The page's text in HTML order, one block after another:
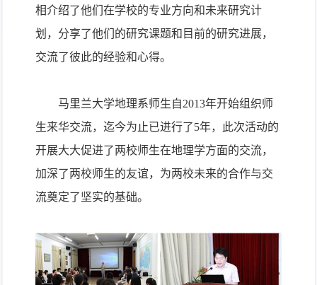
相介绍了他们在学校的专业方向和未来研究计
划，分享了他们的研究课题和目前的研究进展，
交流了彼此的经验和心得。
马里兰大学地理系师生自2013年开始组织师
生来华交流，迄今为止已进行了5年，此次活动的
开展大大促进了两校师生在地理学方面的交流，
加深了两校师生的友谊，为两校未来的合作与交
流奠定了坚实的基础。